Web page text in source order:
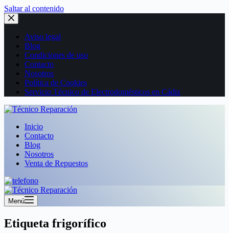
Saltar al contenido
Aviso legal
Blog
Condiciones de uso
Contacto
Nosotros
Política de Cookies
Servicio Técnico de Electrodomésticos en Cádiz
Inicio
Contacto
Blog
Nosotros
Venta de Repuestos
Menú
Etiqueta frigorífico